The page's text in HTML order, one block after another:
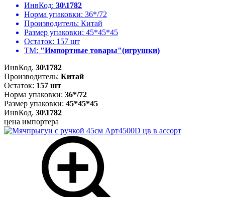
ИнвКод: 30\1782
Норма упаковки: 36*/72
Производитель: Китай
Размер упаковки: 45*45*45
Остаток: 157 шт
ТМ: "Импортные товары"(игрушки)
ИнвКод. 30\1782
Производитель: Китай
Остаток: 157 шт
Норма упаковки: 36*/72
Размер упаковки: 45*45*45
ИнвКод. 30\1782
цена импортера